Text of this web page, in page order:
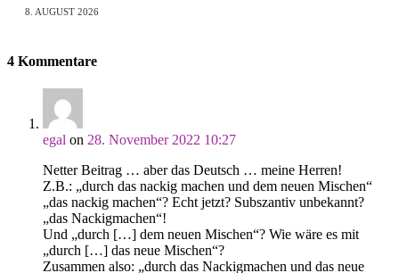
8. AUGUST 2026
4 Kommentare
egal on 28. November 2022 10:27
Netter Beitrag … aber das Deutsch … meine Herren!
Z.B.: „durch das nackig machen und dem neuen Mischen“
„das nackig machen“? Echt jetzt? Subszantiv unbekannt?
„das Nackigmachen“!
Und „durch […] dem neuen Mischen“? Wie wäre es mit
„durch […] das neue Mischen“?
Zusammen also: „durch das Nackigmachen und das neue